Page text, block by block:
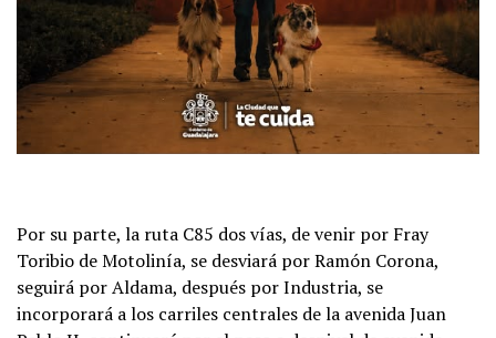
Por su parte, la ruta C85 dos vías, de venir por Fray
Toribio de Motolinía, se desviará por Ramón Corona,
seguirá por Aldama, después por Industria, se
incorporará a los carriles centrales de la avenida Juan